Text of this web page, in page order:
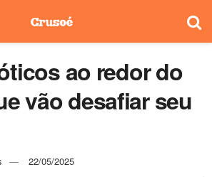
ao redor do
vão desafiar seu
22/05/2025